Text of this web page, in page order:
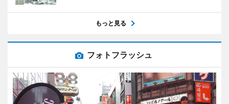
もっと見る
フォトフラッシュ